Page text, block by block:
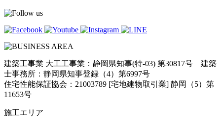
建築工事業 大工工事業：静岡県知事(特-03) 第30817号 建築
士事務所：静岡県知事登録（4）第6997号
住宅性能保証協会：21003789 [宅地建物取引業] 静岡（5）第
11653号
施工エリア